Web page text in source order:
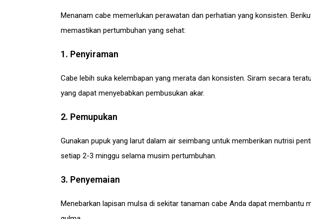
Menanam cabe memerlukan perawatan dan perhatian yang konsisten.
memastikan pertumbuhan yang sehat:
1. Penyiraman
Cabe lebih suka kelembapan yang merata dan konsisten. Siram secara
yang dapat menyebabkan pembusukan akar.
2. Pemupukan
Gunakan pupuk yang larut dalam air seimbang untuk memberikan nutrisi
setiap 2-3 minggu selama musim pertumbuhan.
3. Penyemaian
Menebarkan lapisan mulsa di sekitar tanaman cabe Anda dapat membantu